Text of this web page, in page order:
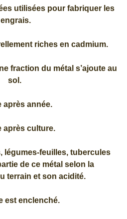
utilisées pour fabriquer les
engrais.
riches en cadmium.
fraction du métal s’ajoute au
sol.
après année.
après culture.
légumes-feuilles, tubercules
de ce métal selon la
terrain et son acidité.
est enclenché.